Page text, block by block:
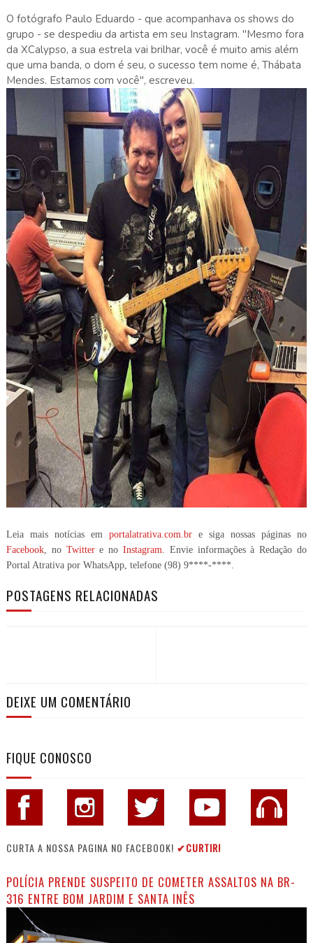
O fotógrafo Paulo Eduardo - que acompanhava os shows do
grupo - se despediu da artista em seu Instagram. "Mesmo fora
da XCalypso, a sua estrela vai brilhar, você é muito amis além
que uma banda, o dom é seu, o sucesso tem nome é, Thábata
Mendes. Estamos com você", escreveu.
Leia mais notícias em portalatrativa.com.br e siga nossas páginas no
Facebook, no Twittere noInstagram . Envie informações à Redação do
Portal Atrativa por WhatsApp, telefone (98) 9****-****
POSTAGENS RELACIONADAS
DEIXE UM COMENTÁRIO
FIQUE CONOSCO
CURTA A NOSSA PAGINA NO FACEBOOK! ✔CURTIR!
POLÍCIA PRENDE SUSPEITO DE COMETER ASSALTOS NA BR-
316 ENTRE BOM JARDIM E SANTA INÊS